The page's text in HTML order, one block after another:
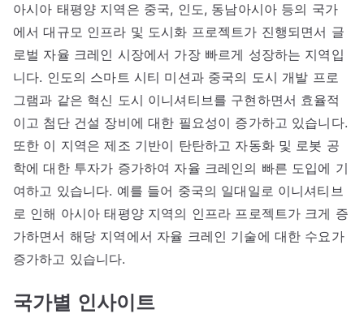
아시아 태평양 지역은 중국, 인도, 동남아시아 등의 국가
에서 대규모 인프라 및 도시화 프로젝트가 진행되면서 글
로벌 자율 크레인 시장에서 가장 빠르게 성장하는 지역입
니다. 인도의 스마트 시티 미션과 중국의 도시 개발 프로
그램과 같은 혁신 도시 이니셔티브를 구현하면서 효율적
이고 첨단 건설 장비에 대한 필요성이 증가하고 있습니다.
또한 이 지역은 제조 기반이 탄탄하고 자동화 및 로봇 공
학에 대한 투자가 증가하여 자율 크레인의 빠른 도입에 기
여하고 있습니다. 예를 들어 중국의 일대일로 이니셔티브
로 인해 아시아 태평양 지역의 인프라 프로젝트가 크게 증
가하면서 해당 지역에서 자율 크레인 기술에 대한 수요가
증가하고 있습니다.
국가별 인사이트